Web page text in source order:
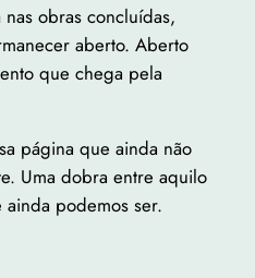
obras concluídas,
aberto. Aberto
que chega pela
página que ainda não
Uma dobra entre aquilo
podemos ser.